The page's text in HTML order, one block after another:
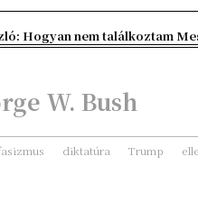
Hogyan nem találkoztam
W. Bush
diktatúra Trump